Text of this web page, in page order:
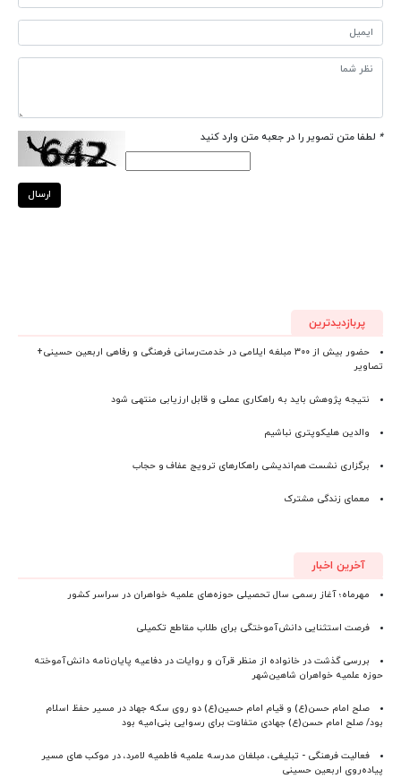
* لطفا متن تصویر را در جعبه متن وارد کنید
ارسال
پربازدیدترین
حضور بیش از ۳۰۰ مبلغه ایلامی در خدمت‌رسانی فرهنگی و رفاهی اربعین حسینی+
تصاویر
نتیجه پژوهش باید به راهکاری عملی و قابل ارزیابی منتهی شود
والدین هلیکوپتری نباشیم
برگزاری نشست هم‌اندیشی راهکارهای ترویج عفاف و حجاب
معمای زندگی مشترک
آخرین اخبار
مهرماه؛ آغاز رسمی سال تحصیلی حوزه‌های علمیه خواهران در سراسر کشور
فرصت استثنایی دانش‌آموختگی برای طلاب مقاطع تکمیلی
بررسی گذشت در خانواده از منظر قرآن و روایات در دفاعیه پایان‌نامه دانش‌آموخته
حوزه علمیه خواهران شاهین‌شهر
صلح امام حسن(ع) و قیام امام حسین(ع) دو روی سکه جهاد در مسیر حفظ اسلام
بود/ صلح امام حسن(ع) جهادی متفاوت برای رسوایی بنی‌امیه بود
فعالیت فرهنگی - تبلیغی، مبلغان مدرسه علمیه فاطمیه لامرد، در موکب های مسیر
پیاده‌روی اربعین حسینی